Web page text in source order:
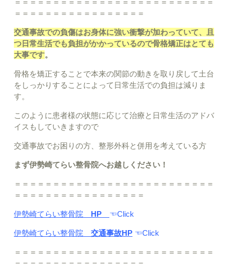
＝＝＝＝＝＝＝＝＝＝＝＝＝＝＝＝＝＝＝＝＝＝＝＝＝＝
＝＝＝＝＝＝＝＝＝＝＝＝＝＝＝＝＝
交通事故での負傷はお身体に強い衝撃が加わっていて、且
つ日常生活でも負担がかかっているので骨格矯正はとても
大事です。
骨格を矯正することで本来の関節の動きを取り戻して土台
をしっかりすることによって日常生活での負担は減りま
す。
このように患者様の状態に応じて治療と日常生活のアドバ
イスもしていきますので
交通事故でお困りの方、整形外科と併用を考えている方
まず伊勢崎てらい整骨院へお越しください！
＝＝＝＝＝＝＝＝＝＝＝＝＝＝＝＝＝＝＝＝＝＝＝＝＝＝
＝＝＝＝＝＝＝＝＝＝＝＝＝＝＝＝＝
伊勢崎てらい整骨院 HP ☜Click
伊勢崎てらい整骨院 交通事故HP ☜Click
＝＝＝＝＝＝＝＝＝＝＝＝＝＝＝＝＝＝＝＝＝＝＝＝＝＝